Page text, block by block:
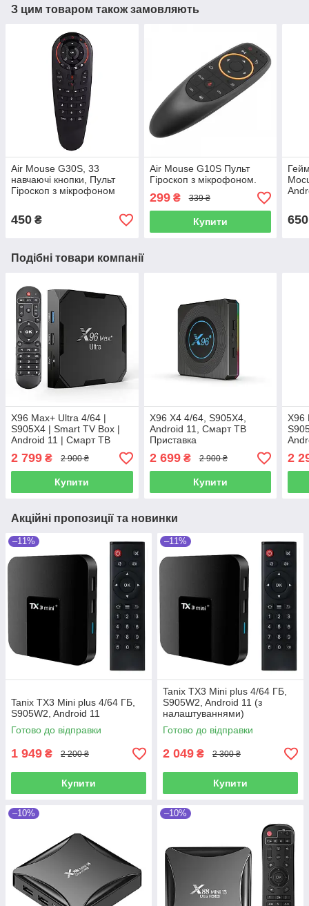
З цим товаром також замовляють
Air Mouse G30S, 33
навчаючі кнопки, Пульт
Гіроскоп з мікрофоном
450 ₴
Air Mouse G10S Пульт
Гіроскоп з мікрофоном.
299₴ 339 ₴
Купити 650
Подібні товари компанії
X96 Max+ Ultra 4/64 |
S905X4 | Smart TV Box |
Android 11 | Смарт ТВ
Налаштування)
2 799 ₴ 2 900 ₴
Купити
X96 X4 4/64, S905X4,
Android 11, Смарт ТВ
Приставка
2 699₴ 2 900 ₴
Купити
X96
2
Акційні пропозиції та новинки
–11%
Tanix TX3 Mini plus 4/64 ГБ,
S905W2, Android 11
Готово до відправки
1 949 ₴ 2 200 ₴
Купити
–11%
Tanix TX3 Mini plus 4/64 ГБ,
S905W2, Android 11 (з
налаштуваннями)
Готово до відправки
2 049 ₴ 2 300 ₴
Купити
–10% –10%